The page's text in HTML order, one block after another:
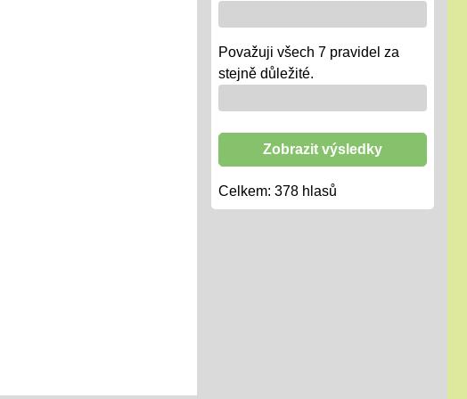
Považuji všech 7 pravidel za
stejně důležité.
Zobrazit výsledky
Celkem: 378 hlasů